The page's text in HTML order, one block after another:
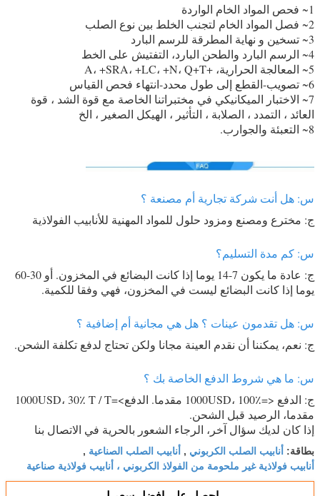
1~ فحص المواد الخام الواردة
2~ فصل المواد الخام لتجنب الخلط بين نوع الصلب
3~ تسخين و نهاية المطرقة للرسم البارد
4~ الرسم البارد والطحن البارد، التفتيش على الخط
5~ المعالجة الحرارية، +A، +SRA، +LC، +N، Q+T
6~ تصويب-القطع إلى طول محدد-انتهاء فحص القياس
7~ الاختبار الميكانيكي في مختبراتنا الخاصة مع قوة الشد ، قوة
العائد ، التمدد ، الصلابة ، التأثير ، الهيكل الصغير ، الخ
8~ التعبئة والجوارب.
س: هل أنت شركة تجارية أم مصنعة ؟
ج: مخترع ومصنع ومزود حلول للمواد المهنية للأنابيب الفولاذية
س: كم مدة التسليم؟
ج: عادة ما يكون 7-14 يوما إذا كانت البضائع في المخزون. أو 30-60
يوما إذا كانت البضائع ليست في المخزون، فهي وفقا للكمية.
س: هل تقدمون عينات ؟ هل هي مجانية أم إضافية ؟
ج: نعم، يمكننا أن نقدم العينة مجانا ولكن تحتاج لدفع تكلفة الشحن.
س: ما هي شروط الدفع الخاصة بك ؟
ج: الدفع <=1000USD، 100٪ مقدما. الدفع>=1000USD، 30٪ T / T
مقدما، الرصيد قبل الشحن.
إذا كان لديك سؤال آخر، الرجاء الشعور بالحرية في الاتصال بنا
بطاقة: أنابيب الصلب الكربوني , أنابيب الصلب الصناعية ,
أنابيب فولاذية غير ملحومة من الفولاذ الكربوني ، أنابيب فولاذية صناعية